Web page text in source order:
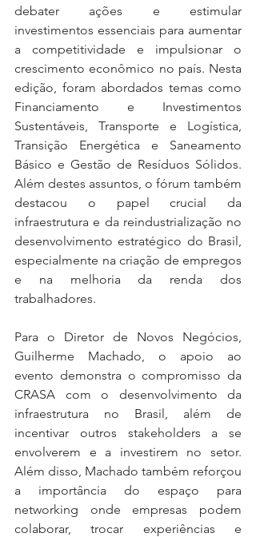
debater ações e estimular
investimentos essenciais para aumentar
a competitividade e impulsionar o
crescimento econômico no país. Nesta
edição, foram abordados temas como
Financiamento e Investimentos
Sustentáveis, Transporte e Logística,
Transição Energética e Saneamento
Básico e Gestão de Resíduos Sólidos.
Além destes assuntos, o fórum também
destacou o papel crucial da
infraestrutura e da reindustrialização no
desenvolvimento estratégico do Brasil,
especialmente na criação de empregos
e na melhoria da renda dos
trabalhadores.
Para o Diretor de Novos Negócios,
Guilherme Machado, o apoio ao
evento demonstra o compromisso da
CRASA com o desenvolvimento da
infraestrutura no Brasil, além de
incentivar outros stakeholders a se
envolverem e a investirem no setor.
Além disso, Machado também reforçou
a importância do espaço para
networking onde empresas podem
colaborar, trocar experiências e